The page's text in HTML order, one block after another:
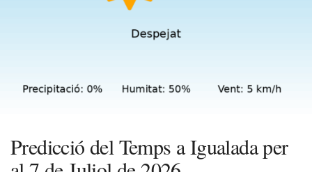
Predicció del Temps a Igualada per